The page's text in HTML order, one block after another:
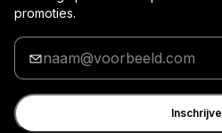
promoties.
Voer
e-
mailadres
in